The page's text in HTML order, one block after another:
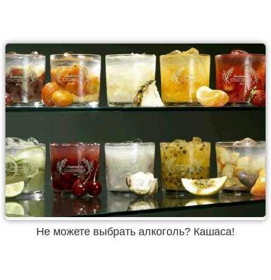
Не можете выбрать алкоголь? Кашаса!